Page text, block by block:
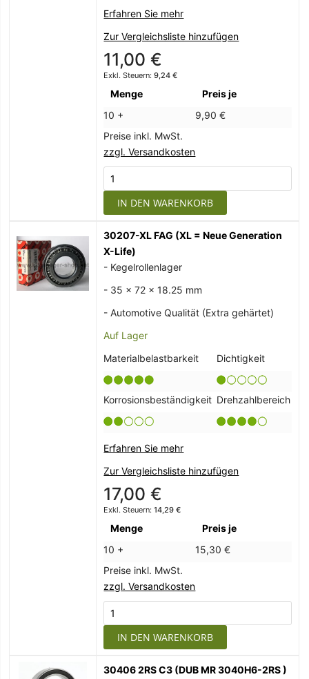
Erfahren Sie mehr
Zur Vergleichsliste hinzufügen
11,00 €
9,24 €
Menge
Preis je
10 +
9,90 €
Preise inkl. MwSt.
zzgl. Versandkosten
IN DEN WARENKORB
30207-XL FAG (XL = Neue Generation
X-Life)
- Kegelrollenlager
- 35 x 72 x 18.25 mm
- Automotive Qualität (Extra gehärtet)
Auf Lager
Materialbelastbarkeit
Dichtigkeit
Korrosionsbeständigkeit Drehzahlbereich
Erfahren Sie mehr
Zur Vergleichsliste hinzufügen
17,00 €
14,29 €
Menge
Preis je
10 +
15,30 €
Preise inkl. MwSt.
zzgl. Versandkosten
IN DEN WARENKORB
30406 2RS C3 (DUB MR 3040H6-2RS )